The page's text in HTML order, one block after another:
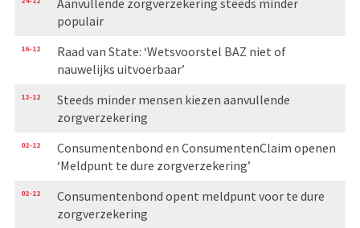
populair
16-12
Raad van State: ‘Wetsvoorstel BAZ niet of
nauwelijks uitvoerbaar’
12-12
Steeds minder mensen kiezen aanvullende
zorgverzekering
02-12
Consumentenbond en ConsumentenClaim openen
‘Meldpunt te dure zorgverzekering’
02-12
Consumentenbond opent meldpunt voor te dure
zorgverzekering